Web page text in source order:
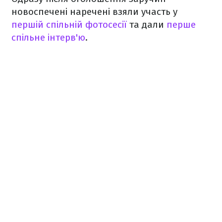
новоспечені наречені взяли участь у
першій спільній фотосесії та дали перше
спільне інтерв'ю.